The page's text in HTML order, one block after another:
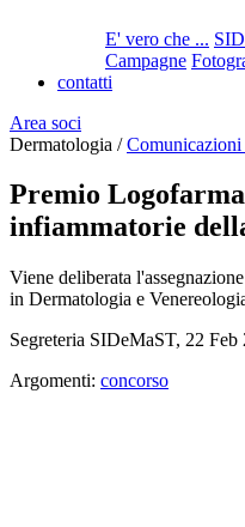
E' vero che ...
Campagne
contatti
Area soci
Dermatologia /Comunicazioni
Premio
infiammatorie
Viene deliberata
in Dermatologia e
Segreteria SIDeMaST, 22 Feb
Argomenti: concorso